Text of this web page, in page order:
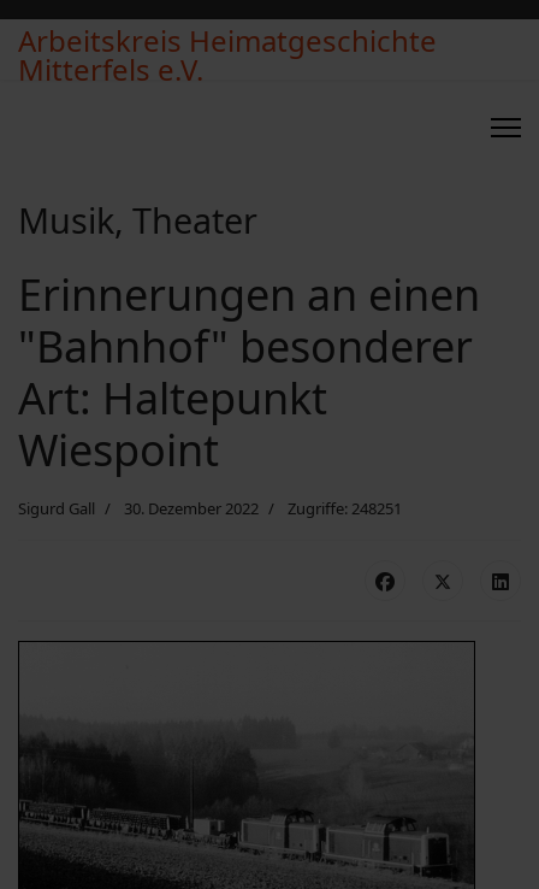
Arbeitskreis Heimatgeschichte
Mitterfels e.V.
Musik, Theater
Erinnerungen an einen
"Bahnhof" besonderer
Art: Haltepunkt
Wiespoint
Sigurd Gall 30. Dezember 2022 Zugriffe: 248251